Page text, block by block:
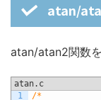
atan/
atan/atan2関数
atan.c
1
/*